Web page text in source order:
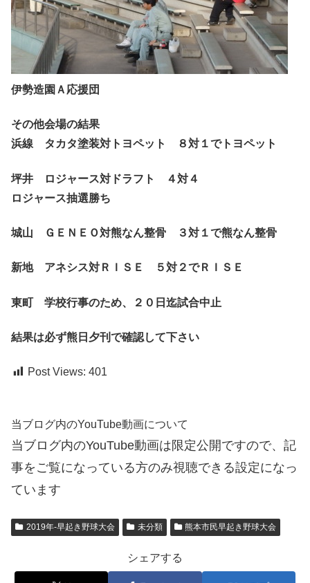
伊勢造園Ａ応援団
その他会場の結果
浜線 タカタ塗装対トヨペット ８対１でトヨペット
坪井 ロジャース対ドラフト ４対４
ロジャース抽選勝ち
城山 ＧＥＮＥＯ対熊なん整骨 ３対１で熊なん整骨
新地 アネシス対ＲＩＳＥ ５対２でＲＩＳＥ
東町 学校行事のため、２０日迄試合中止
結果は必ず熊日夕刊で確認して下さい
Post Views: 401
当ブログ内のYouTube動画について
当ブログ内のYouTube動画は限定公開ですので、記
事をご覧になっている方のみ視聴できる設定になっ
ています
2019年-早起き野球大会 未分類 熊本市民早起き野球大会
シェアする